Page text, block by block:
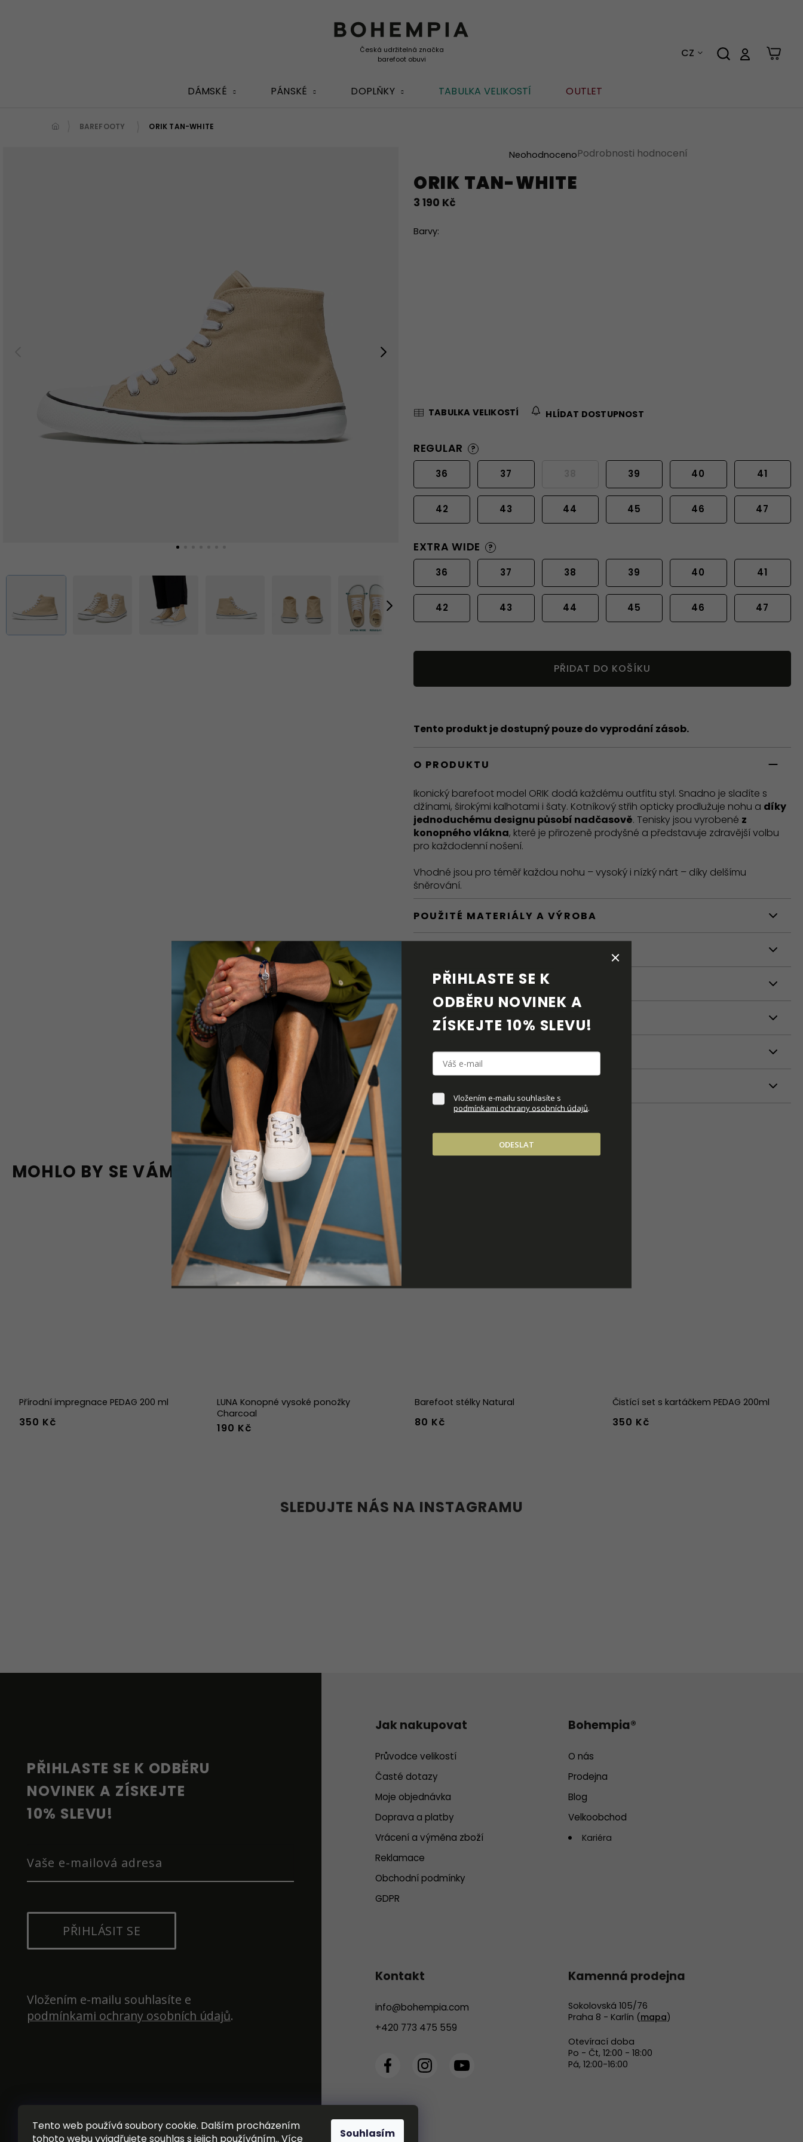
Tento web používá soubory cookie. Dalším procházením
tohoto webu vyjadřujete souhlas s jejich používáním.. Více
Souhlasím
CZ
DÁMSKÉ PÁNSKÉ DOPLŇKY TABULKA VELIKOSTÍ OUTLET
BAREFOOTY ORIK TAN-WHITE
Next
ORIK TAN-WHITE
produktu
je
0,0
5
NeohodnocenoPodrobnosti hodnocení
3 190 Kč
Barvy:
TABULKA VELIKOSTÍ HLÍDAT DOSTUPNOST
REGULAR ?
36 37 39 40 41
42 43 44 45 46 47
EXTRA WIDE ?
36 37 38 39 40 41
42 43 44 45 46 47
PŘIDAT DO KOŠÍKU
Tento produkt je dostupný pouze do vyprodání zásob.
O PRODUKTU
Ikonický barefoot model ORIK dodá každému outfitu styl. Snadno je sladíte s
džínami, širokými kalhotami i šaty. Kotníkový střih opticky prodlužuje nohu a díky
jednoduchému designu působí nadčasově. Tenisky jsou vyrobené z
konopného vlákna, které je přirozeně prodyšné a představuje zdravější volbu
pro každodenní nošení.
Vhodné jsou pro téměř každou nohu – vysoký i nízký nárt – díky delšímu
šněrování.
POUŽITÉ MATERIÁLY A VÝROBA
DORUČENÍ A VRÁCENÍ
PÉČE O OBUV
KE STAŽENÍ
MOHLO BY SE VÁM LÍBIT
Přírodní impregnace PEDAG 200 ml
350 Kč
LUNA Konopné vysoké ponožky
Charcoal
190 Kč
Barefoot stélky Natural
80 Kč
Čistící set s kartáčkem PEDAG 200ml
350 Kč
SLEDUJTE NÁS NA INSTAGRAMU
Z
PŘIHLASTE SE K ODBĚRU
NOVINEK A ZÍSKEJTE
10% SLEVU!
PŘIHLÁSIT SE
Vložením e-mailu souhlasíte e
podmínkami ochrany osobních údajů.
Jak nakupovat
Průvodce velikostí
Časté dotazy
Moje objednávka
Doprava a platby
Vrácení a výměna zboží
Reklamace
Obchodní podmínky
GDPR
Bohempia®
O nás
Prodejna
Blog
Velkoobchod
Kariéra
Kontakt
info@bohempia.com
+420 773 475 559
Kamenná prodejna
Sokolovská 105/76
Praha 8 - Karlín (mapa)
Otevírací doba
Po - Čt, 12:00 - 18:00
Pá, 12:00-16:00
PŘIHLASTE SE K
ODBĚRU NOVINEK A
ZÍSKEJTE 10% SLEVU!
Vložením e-mailu souhlasíte s
podmínkami ochrany osobních údajů.
ODESLAT